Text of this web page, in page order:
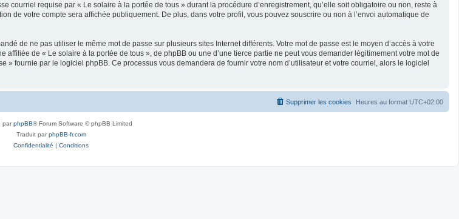
courriel requise par « Le solaire à la portée de tous » durant la procédure d’enregistrement, qu’elle soit obligatoire ou non, reste à
de votre compte sera affichée publiquement. De plus, dans votre profil, vous pouvez souscrire ou non à l’envoi automatique de
de ne pas utiliser le même mot de passe sur plusieurs sites Internet différents. Votre mot de passe est le moyen d’accès à votre
de « Le solaire à la portée de tous », de phpBB ou une d’une tierce partie ne peut vous demander légitimement votre mot de
fournie par le logiciel phpBB. Ce processus vous demandera de fournir votre nom d’utilisateur et votre courriel, alors le logiciel
Heures au format UTC+02:00
Supprimer les cookies
parphpBB® Forum Software © phpBB Limited
Traduit parphpBB-fr.com
Confidentialité | Conditions